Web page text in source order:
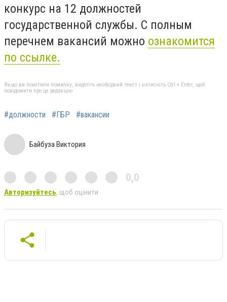
конкурс на 12 должностей
государственной службы. С полным
перечнем вакансий можно ознакомится
по ссылке.
Якщо ви помітили помилку, виділіть необхідний текст і натисніть Ctrl + Enter, щоб
повідомити про це редакцію
#должности #ГБР #вакансии
Байбуза Виктория
0,0
Авторизуйтесь, щоб оцінити